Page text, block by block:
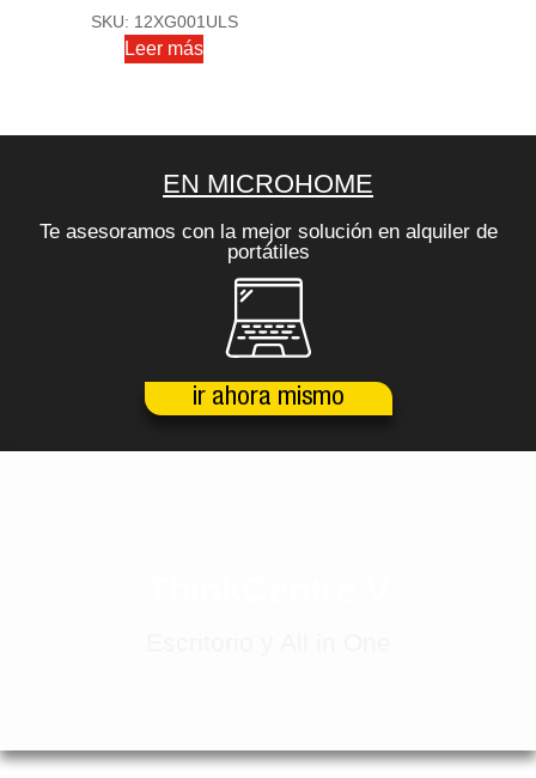
SKU: 12XG001ULS
Leer más
EN MICROHOME
Te asesoramos con la mejor solución en alquiler de
portátiles
ir ahora mismo